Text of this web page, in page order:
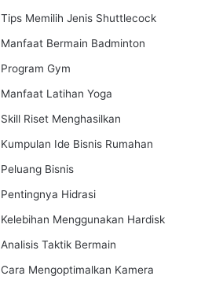
Tips Memilih Jenis Shuttlecock
Manfaat Bermain Badminton
Program Gym
Manfaat Latihan Yoga
Skill Riset Menghasilkan
Kumpulan Ide Bisnis Rumahan
Peluang Bisnis
Pentingnya Hidrasi
Kelebihan Menggunakan Hardisk
Analisis Taktik Bermain
Cara Mengoptimalkan Kamera